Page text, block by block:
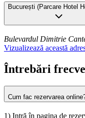
București (Parcare Hotel
Bulevardul Dimitrie
Vizualizează această
Întrebări
Cum fac rezervarea
1) Intră în pagina de